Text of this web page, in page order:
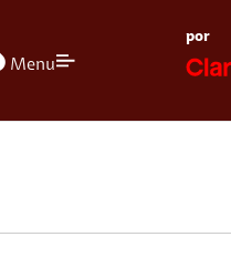
Menu
por